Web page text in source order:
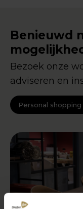
Benieuwd
Bezoek onze
adviseren en
Personal shopping